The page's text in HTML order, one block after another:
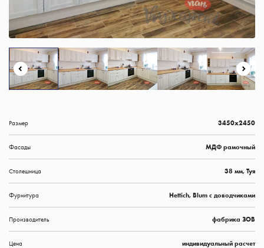
Размер 3450х2450
Фасады МДФ рамочный
Столешница 38 мм, Туя
Фурнитура Hettich, Blum с доводчиками
Производитель фабрика ЗОВ
Цена индивидуальный расчет